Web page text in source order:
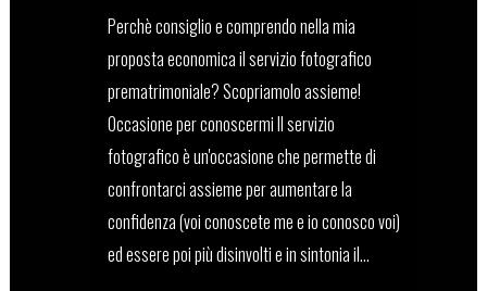
Perchè consiglio e comprendo nella mia
proposta economica il servizio fotografico
prematrimoniale? Scopriamolo assieme!
Occasione per conoscermi Il servizio
fotografico è un'occasione che permette di
confrontarci assieme per aumentare la
confidenza (voi conoscete me e io conosco voi)
ed essere poi più disinvolti e in sintonia il...